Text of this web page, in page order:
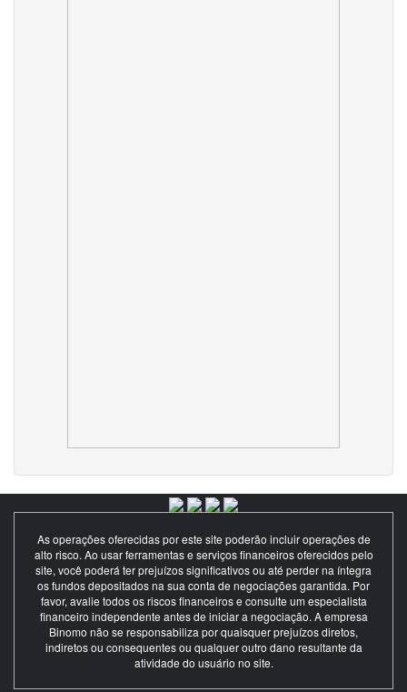
As operações oferecidas por este site poderão incluir operações de
alto risco. Ao usar ferramentas e serviços financeiros oferecidos pelo
site, você poderá ter prejuízos significativos ou até perder na íntegra
os fundos depositados na sua conta de negociações garantida. Por
favor, avalie todos os riscos financeiros e consulte um especialista
financeiro independente antes de iniciar a negociação. A empresa
Binomo não se responsabiliza por quaisquer prejuízos diretos,
indiretos ou consequentes ou qualquer outro dano resultante da
atividade do usuário no site.